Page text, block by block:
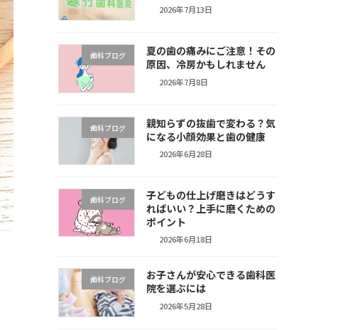
2026年7月13日
歯科ブログ
夏の歯の痛みにご注意！その
原因、冷房かもしれません
2026年7月8日
歯科ブログ
親知らずの抜歯で変わる？気
になる小顔効果と歯の健康
2026年6月28日
歯科ブログ
子どもの仕上げ磨きはどうす
ればいい？上手に磨くための
ポイント
2026年6月18日
歯科ブログ
お子さんが安心できる歯科医
院を選ぶには
2026年5月28日